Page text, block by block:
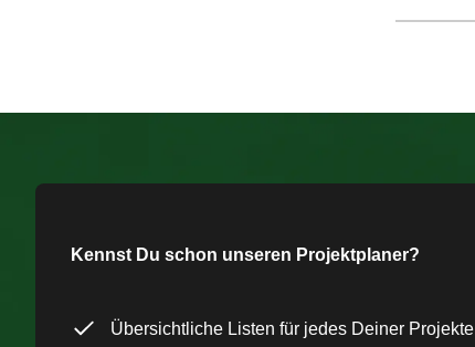
Kennst Du schon unseren Projektplaner?
Übersichtliche Listen für jedes Deiner Projekte